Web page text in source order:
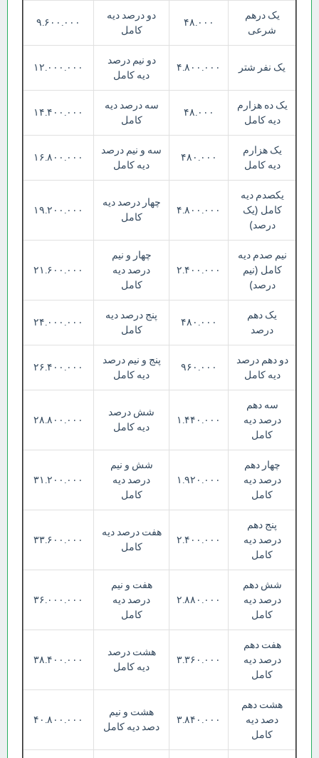
یک درهم
شرعی
۴۸.۰۰۰
دو درصد دیه
کامل
۹.۶۰۰.۰۰۰
یک نفر شتر ۴.۸۰۰.۰۰۰
دو نیم درصد
دیه کامل
۱۲.۰۰۰.۰۰۰
یک ده هزارم
دیه کامل
۴۸.۰۰۰
سه درصد دیه
کامل
۱۴.۴۰۰.۰۰۰
یک هزارم
دیه کامل
۴۸۰.۰۰۰
سه و نیم درصد
دیه کامل
۱۶.۸۰۰.۰۰۰
یکصدم دیه
کامل (یک
درصد)
۴.۸۰۰.۰۰۰
چهار درصد دیه
کامل
۱۹.۲۰۰.۰۰۰
نیم صدم دیه
کامل (نیم
درصد)
۲.۴۰۰.۰۰۰
چهار و نیم
درصد دیه
کامل
۲۱.۶۰۰.۰۰۰
یک دهم
درصد
۴۸۰.۰۰۰
پنج درصد دیه
کامل
۲۴.۰۰۰.۰۰۰
دو دهم درصد
دیه کامل
۹۶۰.۰۰۰
پنج و نیم درصد
دیه کامل
۲۶.۴۰۰.۰۰۰
سه دهم
درصد دیه
کامل
۱.۴۴۰.۰۰۰
شش درصد
دیه کامل
۲۸.۸۰۰.۰۰۰
چهار دهم
درصد دیه
کامل
۱.۹۲۰.۰۰۰
شش و نیم
درصد دیه
کامل
۳۱.۲۰۰.۰۰۰
پنج دهم
درصد دیه
کامل
۲.۴۰۰.۰۰۰
هفت درصد دیه
کامل
۳۳.۶۰۰.۰۰۰
شش دهم
درصد دیه
کامل
۲.۸۸۰.۰۰۰
هفت و نیم
درصد دیه
کامل
۳۶.۰۰۰.۰۰۰
هفت دهم
درصد دیه
کامل
۳.۳۶۰.۰۰۰
هشت درصد
دیه کامل
۳۸.۴۰۰.۰۰۰
هشت دهم
دصد دیه
کامل
۳.۸۴۰.۰۰۰
هشت و نیم
دصد دیه کامل
۴۰.۸۰۰.۰۰۰